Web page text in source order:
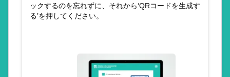
ックするのを忘れずに、それから‘QRコードを生成す
る’を押してください。